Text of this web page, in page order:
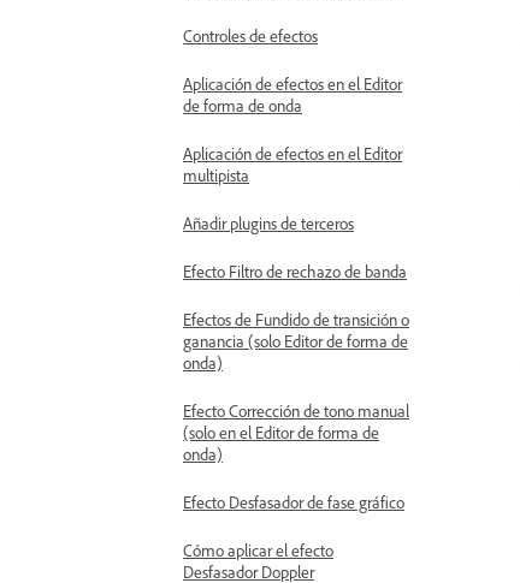
Controles de efectos
Aplicación de efectos en el Editor
de forma de onda
Aplicación de efectos en el Editor
multipista
Añadir plugins de terceros
Efecto Filtro de rechazo de banda
Efectos de Fundido de transición o
ganancia (solo Editor de forma de
onda)
Efecto Corrección de tono manual
(solo en el Editor de forma de
onda)
Efecto Desfasador de fase gráfico
Cómo aplicar el efecto
Desfasador Doppler